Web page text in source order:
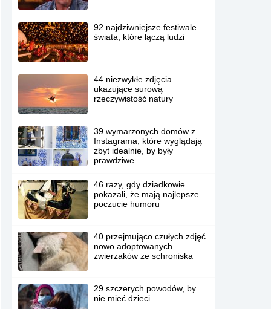
92 najdziwniejsze festiwale
świata, które łączą ludzi
44 niezwykłe zdjęcia
ukazujące surową
rzeczywistość natury
39 wymarzonych domów z
Instagrama, które wyglądają
zbyt idealnie, by były
prawdziwe
46 razy, gdy dziadkowie
pokazali, że mają najlepsze
poczucie humoru
40 przejmująco czułych zdjęć
nowo adoptowanych
zwierzaków ze schroniska
29 szczerych powodów, by
nie mieć dzieci